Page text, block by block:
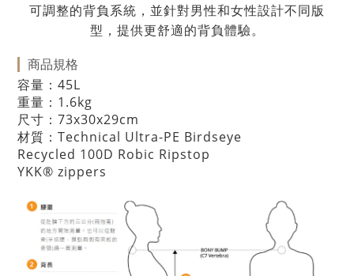
可調整的背負系統，並針對男性和女性設計不同版
型，提供更舒適的背負體驗。
商品規格
容量：45L
重量：1.6kg
尺寸：73x30x29cm
材質： Technical Ultra-PE Birdseye
Recycled 100D Robic Ripstop
YKK® zippers